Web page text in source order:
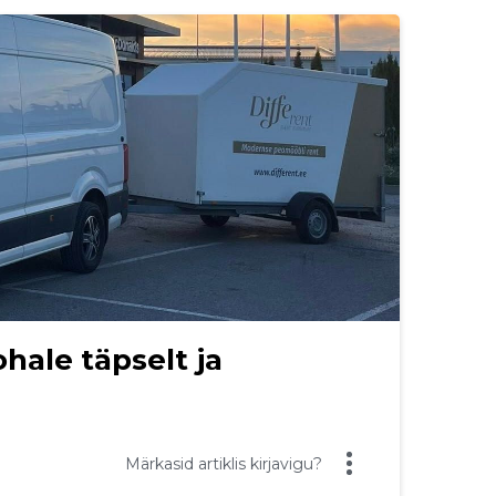
täpselt ja
Märkasid artiklis kirjavigu?